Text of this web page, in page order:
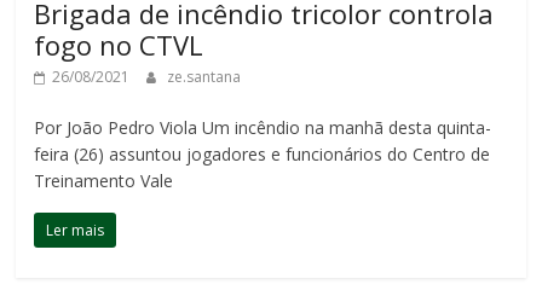
Brigada de incêndio tricolor controla
fogo no CTVL
26/08/2021 ze.santana
Por João Pedro Viola Um incêndio na manhã desta quinta-
feira (26) assuntou jogadores e funcionários do Centro de
Treinamento Vale
Ler mais